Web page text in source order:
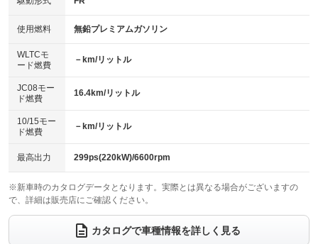
：装備あり
100V電源
：装備なし
センターデフロック
：装備なし
電動格納ミラー
：装備あり
HID(キセノンライト)
：装備なし
バックカメラ
：装備あり
エアロ
：装備なし
：装備なし
パワーシート
ベンチシート
：装備なし
チップアップシート
：装備なし
：装備なし ：装備あり
ウォークスルー
：装備なし
電動リアゲート フロントカメラ
：装備なし
使用燃料 無鉛プレミアムガソリン
WLTCモ
ード燃費
－km/リットル
JC08モー
ド燃費
16.4km/リットル
10/15モー
ド燃費
－km/リットル
最高出力 299ps(220kW)/6600rpm
※新車時のカタログデータとなります。実際とは異なる場合がございますの
で、詳細は販売店にご確認ください。
カタログで車種情報を詳しく見る